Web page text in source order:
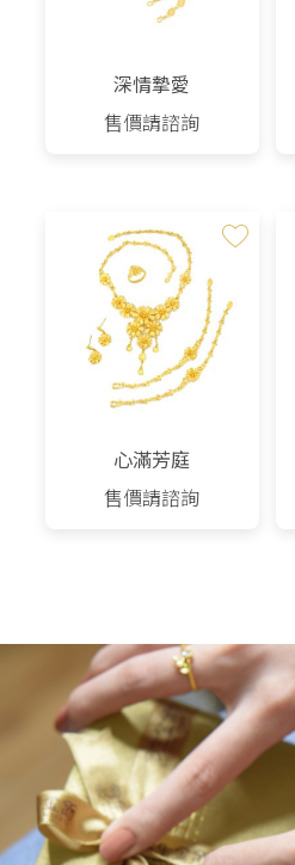
深情摯愛
售價請諮詢
心滿芳庭
售價請諮詢